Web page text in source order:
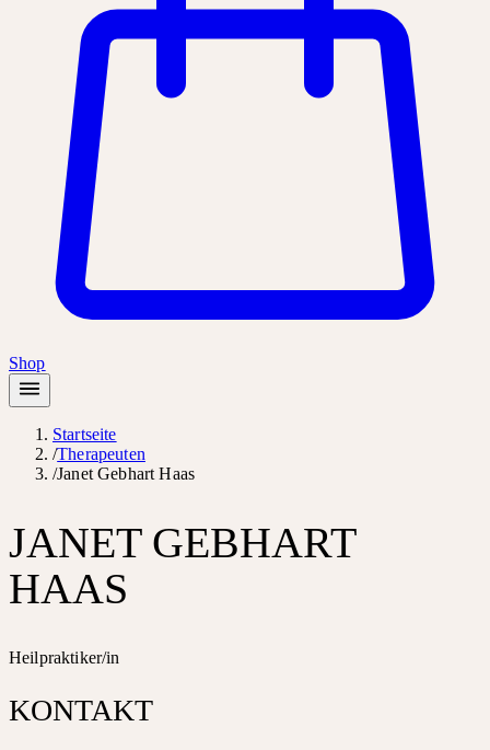
Shop
Startseite
/Therapeuten
/Janet Gebhart Haas
JANET GEBHART
HAAS
Heilpraktiker/in
KONTAKT